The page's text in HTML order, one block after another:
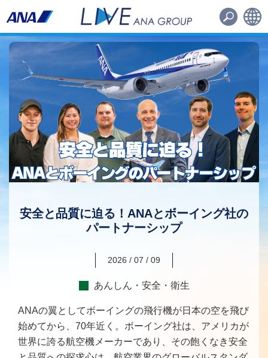
日本語 English
路線・機材
安全と品質に迫る！ANAとボーイング社の
パートナーシップ
2026 / 07 / 09
あんしん・安全・衛生
ANAの翼としてボーイングの飛行機が日本の空を飛び
始めてから、70年近く。ボーイング社は、アメリカが
世界に誇る航空機メーカーであり、その飽くなき安全